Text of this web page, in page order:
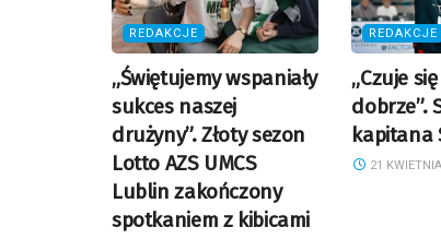
REDAKCJE
„Świętujemy wspaniały
sukces naszej
drużyny”. Złoty sezon
Lotto AZS UMCS
Lublin zakończony
spotkaniem z kibicami
REDAKCJE
„Czuje
dobrze”.
kapitana
21